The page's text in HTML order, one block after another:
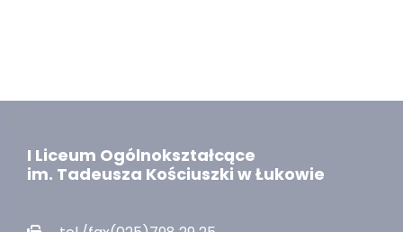
I Liceum Ogólnokształcące
im. Tadeusza Kościuszki w Łukowie